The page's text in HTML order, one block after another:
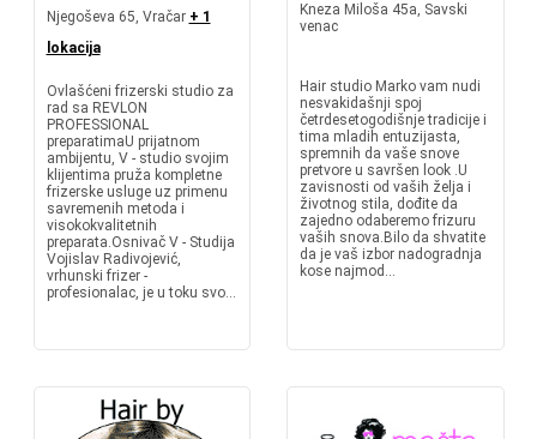
Njegoševa 65, Vračar + 1
lokacija
Ovlašćeni frizerski studio za
rad sa REVLON
PROFESSIONAL
preparatimaU prijatnom
ambijentu, V - studio svojim
klijentima pruža kompletne
frizerske usluge uz primenu
savremenih metoda i
visokokvalitetnih
preparata.Osnivač V - Studija
Vojislav Radivojević,
vrhunski frizer -
profesionalac, je u toku svo...
Kneza Miloša 45a, Savski
venac
Hair studio Marko vam nudi
nesvakidašnji spoj
četrdesetogodišnje tradicije i
tima mladih entuzijasta,
spremnih da vaše snove
pretvore u savršen look .U
zavisnosti od vaših želja i
životnog stila, dođite da
zajedno odaberemo frizuru
vaših snova.Bilo da shvatite
da je vaš izbor nadogradnja
kose najmod...